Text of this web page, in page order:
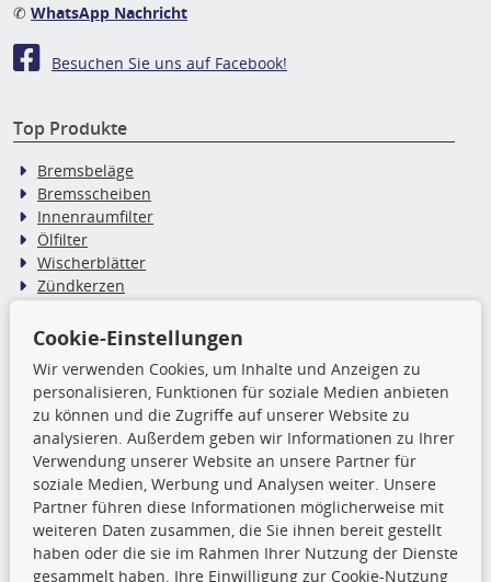
✆ WhatsApp Nachricht
Besuchen Sie uns auf Facebook!
Top Produkte
Bremsbeläge
Bremsscheiben
Innenraumfilter
Ölfilter
Wischerblätter
Zündkerzen
TecDoc Inside
Die hier angezeigten Daten,
insbesondere die gesamte Datenbank,
dürfen nicht kopiert werden. Es ist zu
unterlassen, die Daten oder die gesamte Datenbank ohne
vorherige Zustimmung TecDocs zu vervielfältigen, zu
verbreiten und/oder diese Handlungen durch Dritte ausführen
zu lassen. Ein Zuwiderhandeln stellt eine
Urheberrechtsverletzung dar und wird verfolgt.
Cookie-Einstellungen
Wir verwenden Cookies, um Inhalte und Anzeigen zu
personalisieren, Funktionen für soziale Medien anbieten
zu können und die Zugriffe auf unserer Website zu
analysieren. Außerdem geben wir Informationen zu Ihrer
Verwendung unserer Website an unsere Partner für
soziale Medien, Werbung und Analysen weiter. Unsere
Partner führen diese Informationen möglicherweise mit
weiteren Daten zusammen, die Sie ihnen bereit gestellt
haben oder die sie im Rahmen Ihrer Nutzung der Dienste
gesammelt haben. Ihre Einwilligung zur Cookie-Nutzung